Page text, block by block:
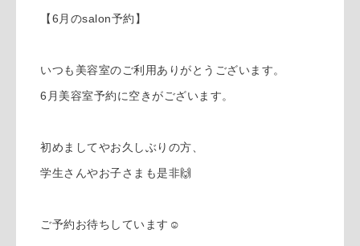
【6月のsalon予約】
いつも美容室のご利用ありがとうございます。
6月美容室予約に空きがございます。
初めましてやお久しぶりの方、
学生さんやお子さまも是非🙌
ご予約お待ちしています☺︎